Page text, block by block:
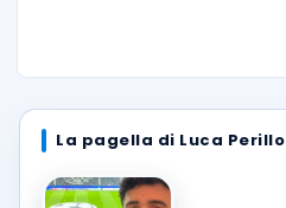
La pagella di Luca Perillo